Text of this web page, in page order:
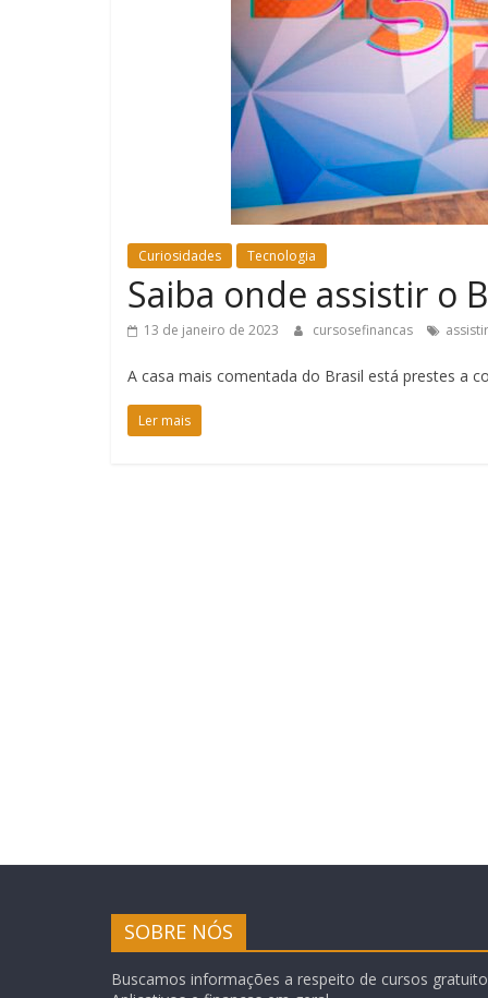
Curiosidades Tecnologia
Saiba onde assistir o
13 de janeiro de 2023 cursosefinancas assistir
A casa mais comentada do Brasil está prestes a
Ler mais
SOBRE NÓS
Buscamos informações a respeito de cursos